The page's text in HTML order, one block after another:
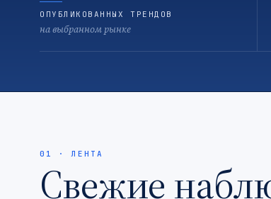
ОПУБЛИКОВАННЫХ ТРЕНДОВ
на выбранном рынке
01 · ЛЕНТА
Свежие